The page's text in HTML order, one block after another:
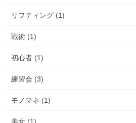
リフティング (1)
戦術 (1)
初心者 (1)
練習会 (3)
モノマネ (1)